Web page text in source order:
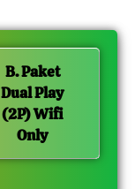
B. Paket
Dual Play
(2P) Wifi
Only